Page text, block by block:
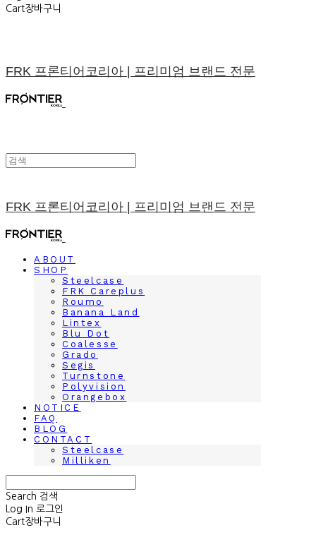
Cart장바구니
FRK 프론티어코리아 | 프리미엄 브랜드 전문
FRK 프론티어코리아 | 프리미엄 브랜드 전문
ABOUT
SHOP
Steelcase
FRK Careplus
Roumo
Banana Land
Lintex
Blu Dot
Coalesse
Grado
Segis
Turnstone
Polyvision
Orangebox
NOTICE
FAQ
BLOG
CONTACT
Steelcase
Milliken
Search 검색
Log In 로그인
Cart장바구니